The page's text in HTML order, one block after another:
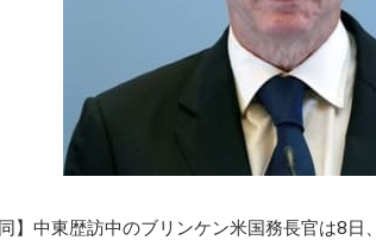
】中東歴訪中のブリンケン米国務長官は8